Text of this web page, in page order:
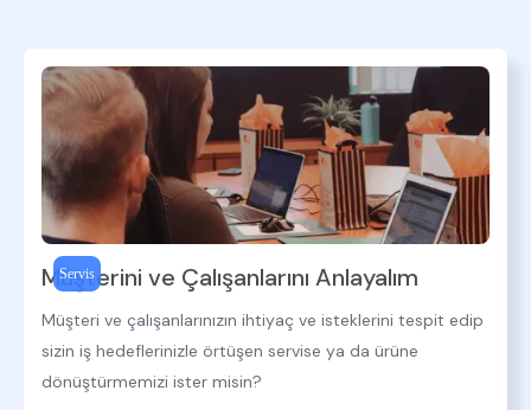
Servis
Müşterini ve Çalışanlarını Anlayalım
Müşteri ve çalışanlarınızın ihtiyaç ve isteklerini tespit edip
sizin iş hedeflerinizle örtüşen servise ya da ürüne
dönüştürmemizi ister misin?